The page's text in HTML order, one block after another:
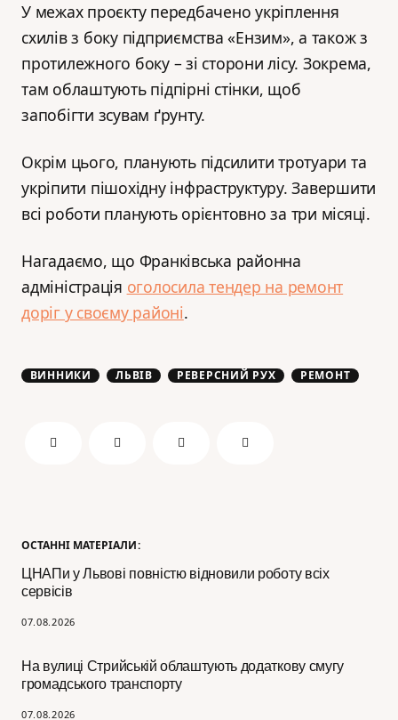
ОСТАННІ МАТЕРІАЛИ:
ЦНАПи у Львові повністю відновили роботу всіх
сервісів
07.08.2026
На вулиці Стрийській облаштують додаткову смугу
громадського транспорту
07.08.2026
У межах проєкту передбачено укріплення
схилів з боку підприємства «Ензим», а також з
протилежного боку – зі сторони лісу. Зокрема,
там облаштують підпірні стінки, щоб
запобігти зсувам ґрунту.
Окрім цього, планують підсилити тротуари та
укріпити пішохідну інфраструктуру. Завершити
всі роботи планують орієнтовно за три місяці.
Нагадаємо, що Франківська районна
адміністрація оголосила тендер на ремонт
доріг у своєму районі.
ВИННИКИ ЛЬВІВ РЕВЕРСНИЙ РУХ РЕМОНТ